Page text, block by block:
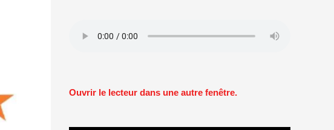
Ouvrir le lecteur dans une autre fenêtre.